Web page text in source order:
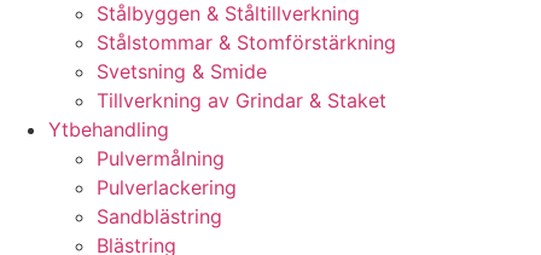
Stålbyggen & Ståltillverkning
Stålstommar & Stomförstärkning
Svetsning & Smide
Tillverkning av Grindar & Staket
Ytbehandling
Pulvermålning
Pulverlackering
Sandblästring
Blästring